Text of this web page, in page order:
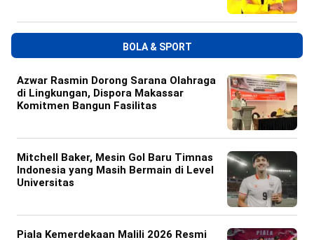
BOLA & SPORT
Azwar Rasmin Dorong Sarana Olahraga
di Lingkungan, Dispora Makassar
Komitmen Bangun Fasilitas
Mitchell Baker, Mesin Gol Baru Timnas
Indonesia yang Masih Bermain di Level
Universitas
Piala Kemerdekaan Malili 2026 Resmi